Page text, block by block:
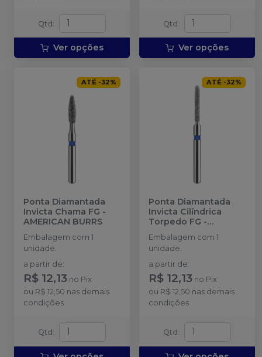
Qtd:
Ver opções
Qtd:
Ver opções
ATÉ -32%
Ponta Diamantada
Invicta Chama FG -
AMERICAN BURRS
Embalagem com 1
unidade.
a partir de:
R$ 12,13 no Pix
ou R$ 12,50 nas demais
condições
Qtd :
ATÉ -32%
Ponta Diamantada
Invicta Cilíndrica
Torpedo FG -
AMERICAN BURRS
Embalagem com 1
unidade.
a partir de:
R$ 12,13 no Pix
ou R$ 12,50 nas demais
condições
Qtd :